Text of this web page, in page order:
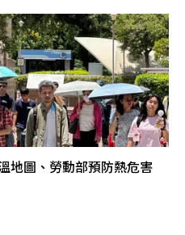
地圖、勞動部預防熱危害